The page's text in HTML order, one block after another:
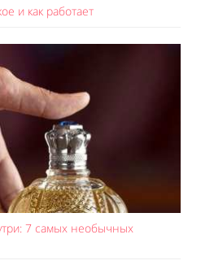
и как работает
7 самых необычных